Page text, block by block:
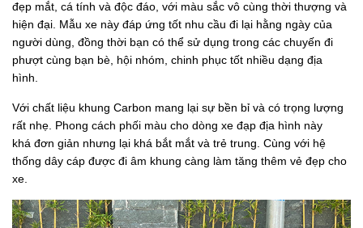
đẹp mắt, cá tính và độc đáo, với màu sắc vô cùng thời thượng và
hiện đại. Mẫu xe này đáp ứng tốt nhu cầu đi lại hằng ngày của
người dùng, đồng thời bạn có thể sử dụng trong các chuyến đi
phượt cùng bạn bè, hội nhóm, chinh phục tốt nhiều dạng địa
hình.
Với chất liệu khung Carbon mang lại sự bền bỉ và có trọng lượng
rất nhẹ. Phong cách phối màu cho dòng xe đạp địa hình này
khá đơn giản nhưng lại khá bắt mắt và trẻ trung. Cùng với hệ
thống dây cáp được đi âm khung càng làm tăng thêm vẻ đẹp cho
xe.